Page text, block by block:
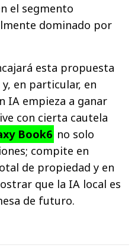
el segmento
dominado por
esta propuesta
en particular, en
IA empieza a ganar
con cierta cautela
Book6 no solo
compite en
de propiedad y en
que la IA local es
de futuro.